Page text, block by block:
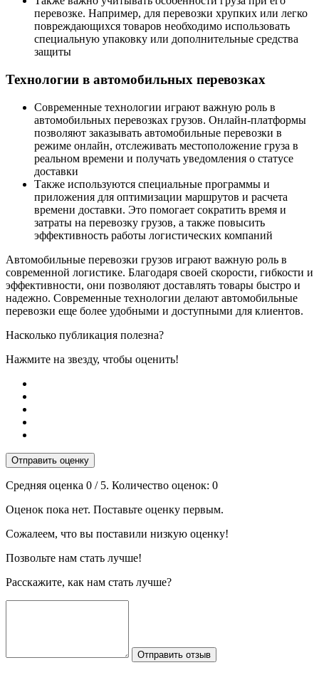
перевозке. Например, для перевозки хрупких или легко
повреждающихся товаров необходимо использовать
специальную упаковку или дополнительные средства
защиты
Технологии в автомобильных перевозках
Современные технологии играют важную роль в
автомобильных перевозках грузов. Онлайн-платформы
позволяют заказывать автомобильные перевозки в
режиме онлайн, отслеживать местоположение груза в
реальном времени и получать уведомления о статусе
доставки
Также используются специальные программы и
приложения для оптимизации маршрутов и расчета
времени доставки. Это помогает сократить время и
затраты на перевозку грузов, а также повысить
эффективность работы логистических компаний
Автомобильные перевозки грузов играют важную роль в
современной логистике. Благодаря своей скорости, гибкости и
эффективности, они позволяют доставлять товары быстро и
надежно. Современные технологии делают автомобильные
перевозки еще более удобными и доступными для клиентов.
Насколько публикация полезна?
Нажмите на звезду, чтобы оценить!
Отправить оценку
Средняя оценка 0 / 5. Количество оценок: 0
Оценок пока нет. Поставьте оценку первым.
Сожалеем, что вы поставили низкую оценку!
Позвольте нам стать лучше!
Расскажите, как нам стать лучше?
Отправить отзыв